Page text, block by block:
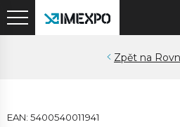
EAN: 5400540011941